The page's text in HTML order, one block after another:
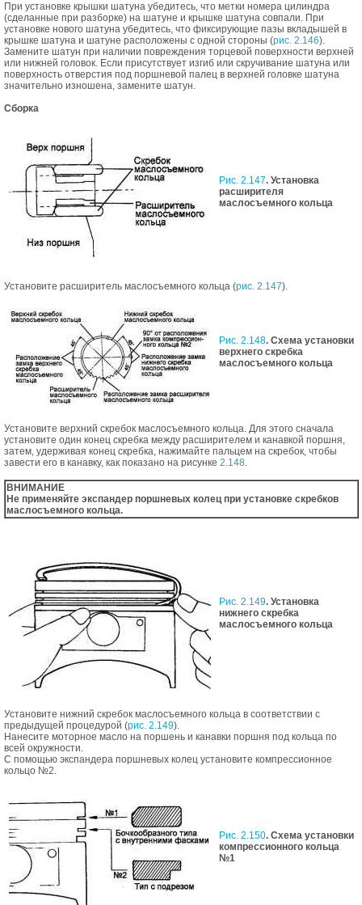
При установке крышки шатуна убедитесь, что метки номера цилиндра
(сделанные при разборке) на шатуне и крышке шатуна совпали. При
установке нового шатуна убедитесь, что фиксирующие пазы вкладышей в
крышке шатуна и шатуне расположены с одной стороны (рис. 2.146).
Замените шатун при наличии повреждения торцевой поверхности верхней
или нижней головок. Если присутствует изгиб или скручивание шатуна или
поверхность отверстия под поршневой палец в верхней головке шатуна
значительно изношена, замените шатун.
Сборка
Рис. 2.147. Установка
расширителя
маслосъемного кольца
Установите расширитель маслосъемного кольца (рис. 2.147).
Рис. 2.148. Схема установки
верхнего скребка
маслосъемного кольца
Установите верхний скребок маслосъемного кольца. Для этого сначала
установите один конец скребка между расширителем и канавкой поршня,
затем, удерживая конец скребка, нажимайте пальцем на скребок, чтобы
завести его в канавку, как показано на рисунке 2.148.
ВНИМАНИЕ
Не применяйте экспандер поршневых колец при установке скребков
маслосъемного кольца.
Рис. 2.149. Установка
нижнего скребка
маслосъемного кольца
Установите нижний скребок маслосъемного кольца в соответствии с
предыдущей процедурой (рис. 2.149).
Нанесите моторное масло на поршень и канавки поршня под кольца по
всей окружности.
С помощью экспандера поршневых колец установите компрессионное
кольцо №2.
Рис. 2.150. Схема установки
компрессионного кольца
№1